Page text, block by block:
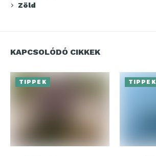
Zöld
KAPCSOLÓDÓ CIKKEK
TIPPEK TIPPEK